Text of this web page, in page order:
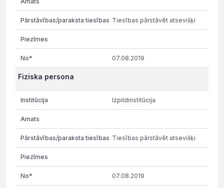
Tiesības pārstāvēt atsevišķi
07.08.2019
Fiziska persona
Izpildinstitūcija
Tiesības pārstāvēt atsevišķi
07.08.2019